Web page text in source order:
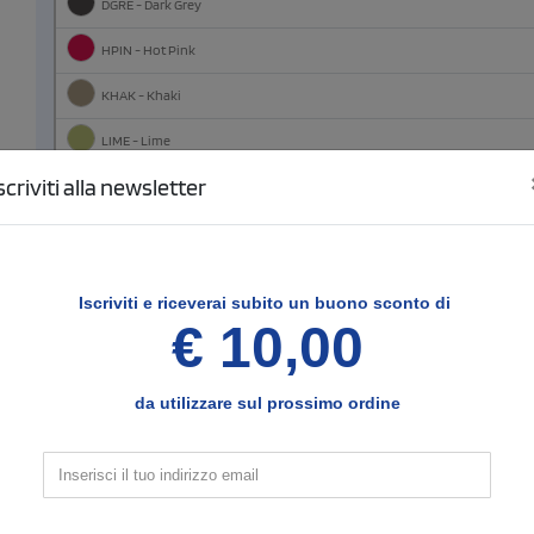
DGRE - Dark Grey
HPIN - Hot Pink
KHAK - Khaki
LIME - Lime
NATU - Natural
NAVY - Navy
ROYA - Royal
SILV - Silver
STEE - Steel
alla newsletter
Iscriviti e riceverai subito un buono sconto di
€ 10,00
da utilizzare sul prossimo ordine